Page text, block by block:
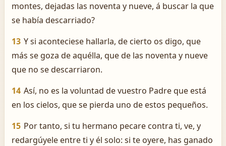
montes, dejadas las noventa y nueve, á buscar la que
se había descarriado?
13 Y si aconteciese hallarla, de cierto os digo, que
más se goza de aquélla, que de las noventa y nueve
que no se descarriaron.
14 Así, no es la voluntad de vuestro Padre que está
en los cielos, que se pierda uno de estos pequeños.
15 Por tanto, si tu hermano pecare contra ti, ve, y
redargúyele entre ti y él solo: si te oyere, has ganado